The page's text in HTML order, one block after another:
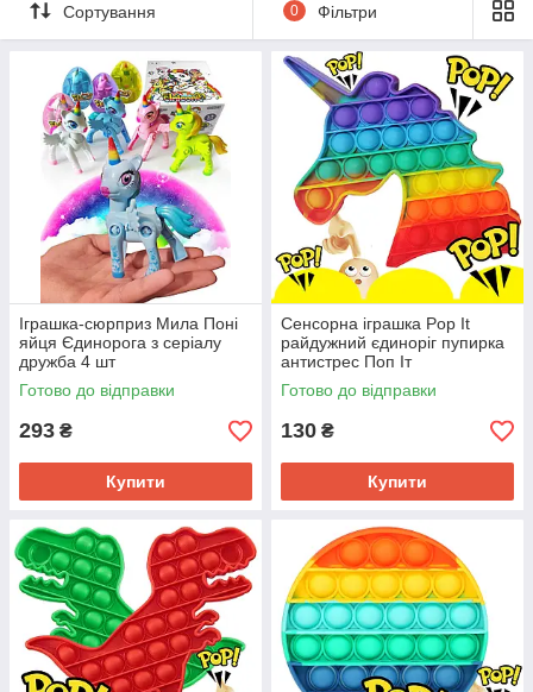
Сортування 0 Фільтри
Іграшка-сюрприз Мила Поні
яйця Єдинорога з серіалу
дружба 4 шт
Готово до відправки
293 ₴
Купити
Сенсорна іграшка Pop It
райдужний єдиноріг пупирка
антистрес Поп Іт
Готово до відправки
130 ₴
Купити